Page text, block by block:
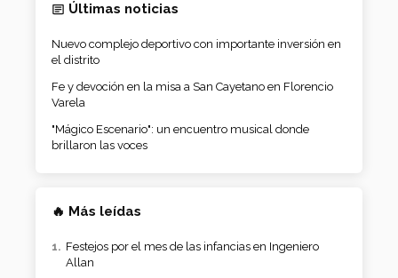
Últimas noticias
Nuevo complejo deportivo con importante inversión en
el distrito
Fe y devoción en la misa a San Cayetano en Florencio
Varela
"Mágico Escenario": un encuentro musical donde
brillaron las voces
🔥 Más leídas
Festejos por el mes de las infancias en Ingeniero
Allan